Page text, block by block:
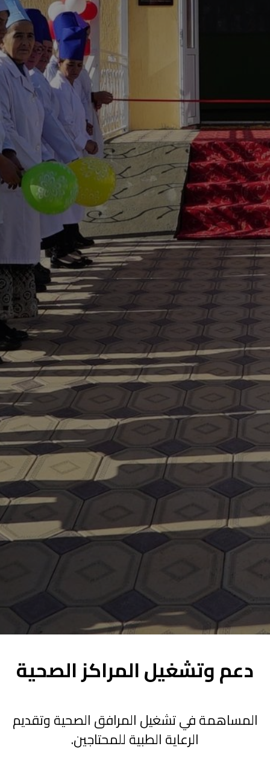
دعم وتشغيل المراكز الصحية
المساهمة في تشغيل المرافق الصحية وتقديم
الرعاية الطبية للمحتاجين.